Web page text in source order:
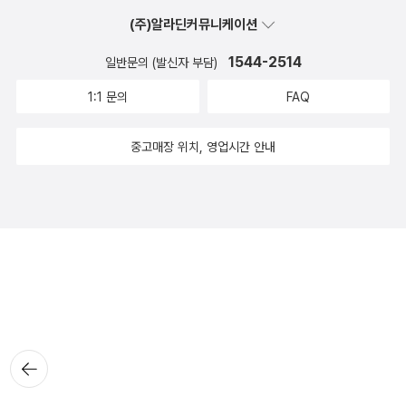
뒤로가
기
(주)알라딘커뮤니케이션
일반문의 (발신자 부담) 1544-2514
1:1 문의 FAQ
중고매장 위치, 영업시간 안내